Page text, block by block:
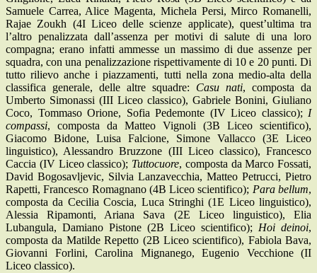
Samuele Carrea, Alice Magenta, Michela Persi, Mirco Romanelli,
Rajae Zoukh (4I Liceo delle scienze applicate), quest’ultima tra
l’altro penalizzata dall’assenza per motivi di salute di una loro
compagna; erano infatti ammesse un massimo di due assenze per
squadra, con una penalizzazione rispettivamente di 10 e 20 punti. Di
tutto rilievo anche i piazzamenti, tutti nella zona medio-alta della
classifica generale, delle altre squadre: Casu nati, composta da
Umberto Simonassi (III Liceo classico), Gabriele Bonini, Giuliano
Coco, Tommaso Orione, Sofia Pedemonte (IV Liceo classico); I
compassi, composta da Matteo Vignoli (3B Liceo scientifico),
Giacomo Bidone, Luisa Falcione, Simone Vallacco (3E Liceo
linguistico), Alessandro Bruzzone (III Liceo classico), Francesco
Caccia (IV Liceo classico); Tuttocuore, composta da Marco Fossati,
David Bogosavljevic, Silvia Lanzavecchia, Matteo Petrucci, Pietro
Rapetti, Francesco Romagnano (4B Liceo scientifico); Para bellum,
composta da Cecilia Coscia, Luca Stringhi (1E Liceo linguistico),
Alessia Ripamonti, Ariana Sava (2E Liceo linguistico), Elia
Lubangula, Damiano Pistone (2B Liceo scientifico); Hoi deinoi,
composta da Matilde Repetto (2B Liceo scientifico), Fabiola Bava,
Giovanni Forlini, Carolina Mignanego, Eugenio Vecchione (II
Liceo classico).